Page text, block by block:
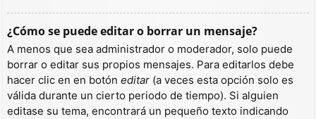
¿Cómo se puede editar o borrar un mensaje?
A menos que sea administrador o moderador, solo puede
borrar o editar sus propios mensajes. Para editarlos debe
hacer clic en en botón editar (a veces esta opción solo es
válida durante un cierto periodo de tiempo). Si alguien
editase su tema, encontrará un pequeño texto indicando